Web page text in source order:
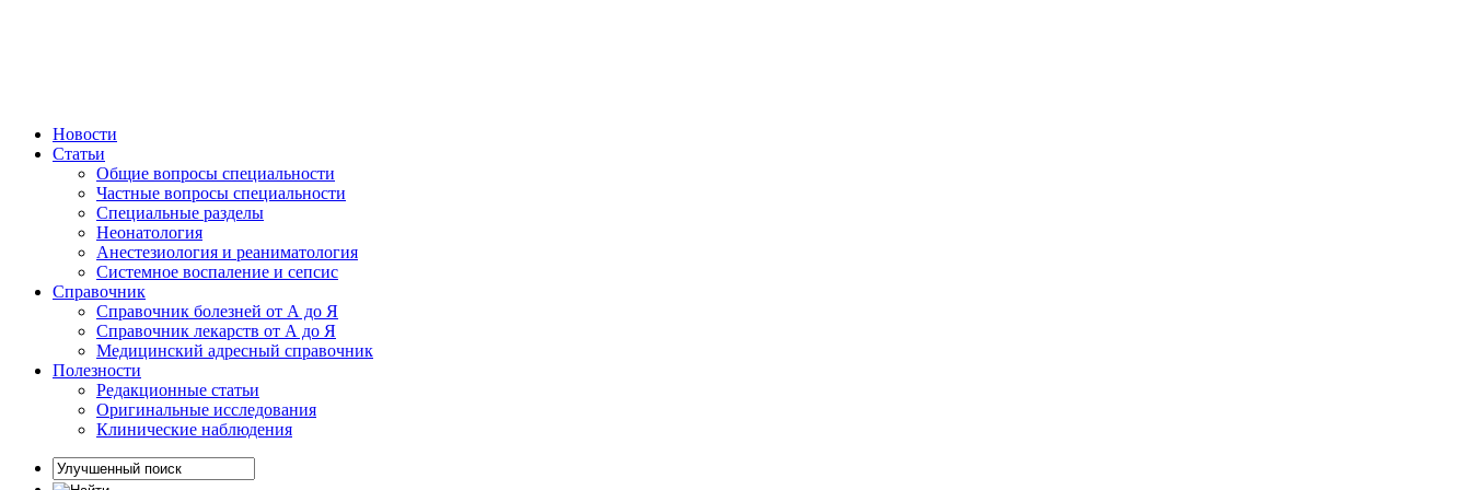
Новости
Статьи
Общие вопросы специальности
Частные вопросы специальности
Специальные разделы
Неонатология
Анестезиология и реаниматология
Системное воспаление и сепсис
Справочник
Справочник болезней от А до Я
Справочник лекарств от А до Я
Медицинский адресный справочник
Полезности
Редакционные статьи
Оригинальные исследования
Клинические наблюдения